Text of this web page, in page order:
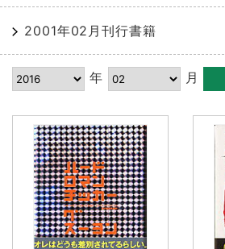
2001年02月刊行書籍
年 月